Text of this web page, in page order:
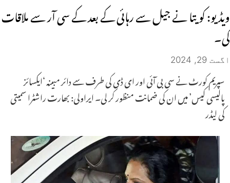
ویڈیو: کویتا نے جیل سے رہائی کے بعد کے سی آر سے ملاقات
کی۔
اگست 29, 2024
سپریم کورٹ نے سی بی آئی اور ای ڈی کی طرف سے دائر مبینہ ‘ایکسائز
پالیسی کیس’ میں ان کی ضمانت منظور کر لی۔ ایراولی: بھارت راشٹرا سمیتی
کی لیڈر